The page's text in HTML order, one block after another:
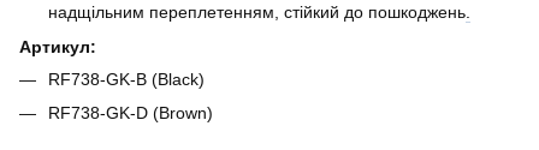
надщільним переплетенням, стійкий до пошкоджень.
Артикул:
RF738-GK-B (Black)
RF738-GK-D (Brown)